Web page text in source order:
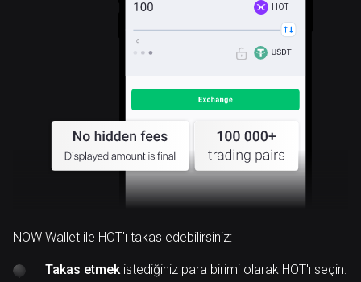
HOT
NOW Wallet ile HOT'ı takas edebilirsiniz:
Takas etmekistediğiniz para birimi olarak HOT'ı seçin.